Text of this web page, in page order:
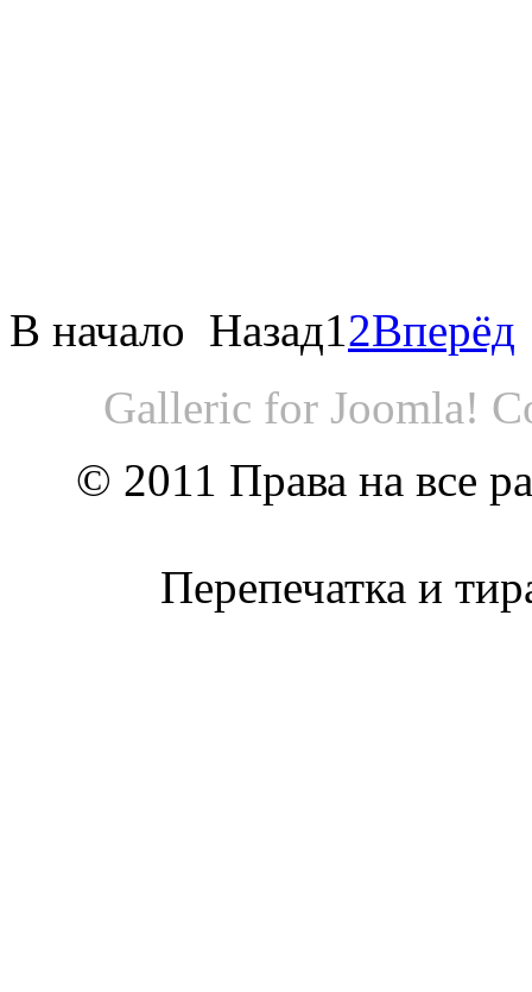
В начало Назад12Вперёд
Galleric for Joomla!
© 2011 Права на все
Перепечатка и